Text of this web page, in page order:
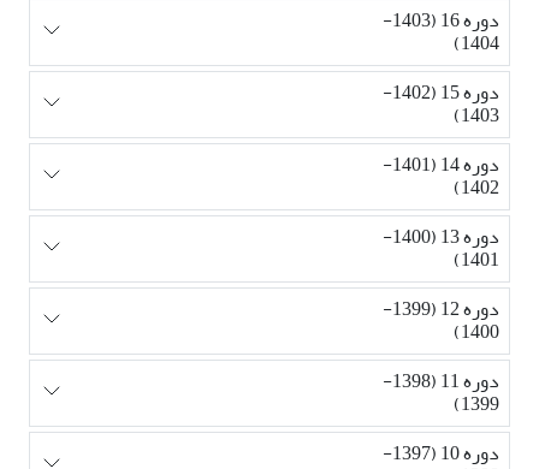
دوره 16 (1403-
1404)
دوره 15 (1402-
1403)
دوره 14 (1401-
1402)
دوره 13 (1400-
1401)
دوره 12 (1399-
1400)
دوره 11 (1398-
1399)
دوره 10 (1397-